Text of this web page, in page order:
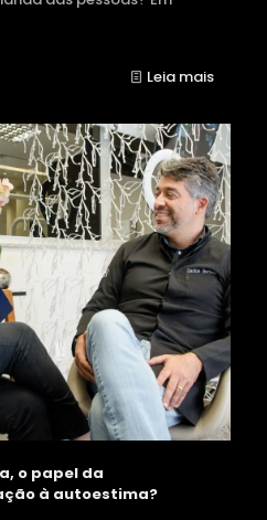
Leia mais
o papel da
à autoestima?